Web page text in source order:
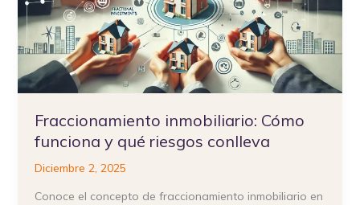
Fraccionamiento inmobiliario: Cómo
funciona y qué riesgos conlleva
Diciembre 2, 2025
Conoce el concepto de fraccionamiento inmobiliario en
qué
riesgos
conlleva